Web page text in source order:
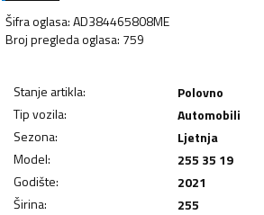
Šifra oglasa:AD384465808ME
Broj pregleda oglasa: 759
Stanje artikla:
Polovno
Tip vozila:
Automobili
Sezona:
Ljetnja
Model:
255 35 19
Godište:
2021
Širina:
255